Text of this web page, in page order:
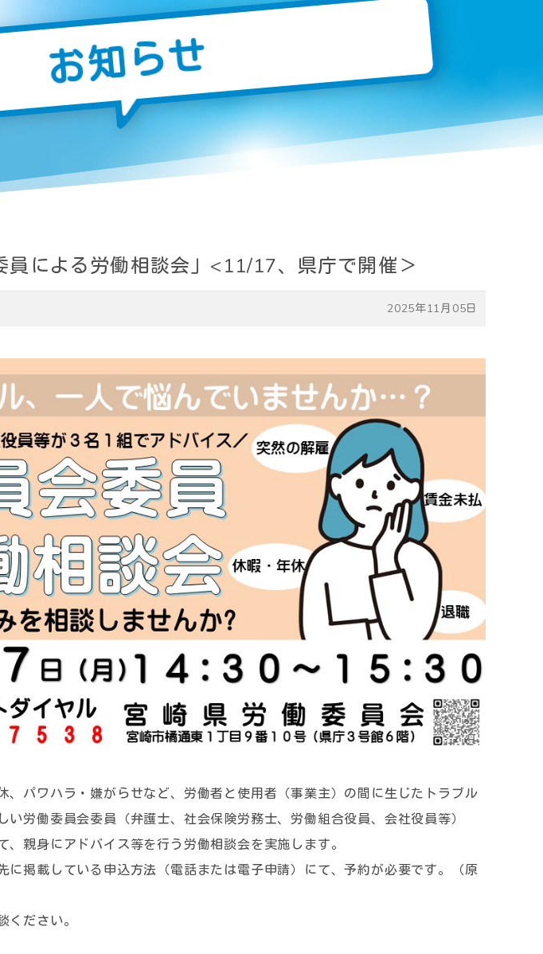
お知らせ
員による労働相談会」<11/17、県庁で開催＞
2025年11月05日
、パワハラ・嫌がらせなど、労働者と使用者（事業主）の間に生じたトラブル
労働委員会委員（弁護士、社会保険労務士、労働組合役員、会社役員等）
親身にアドバイス等を行う労働相談会を実施します。
に掲載している申込方法（電話または電子申請）にて、予約が必要です。（原
ださい。